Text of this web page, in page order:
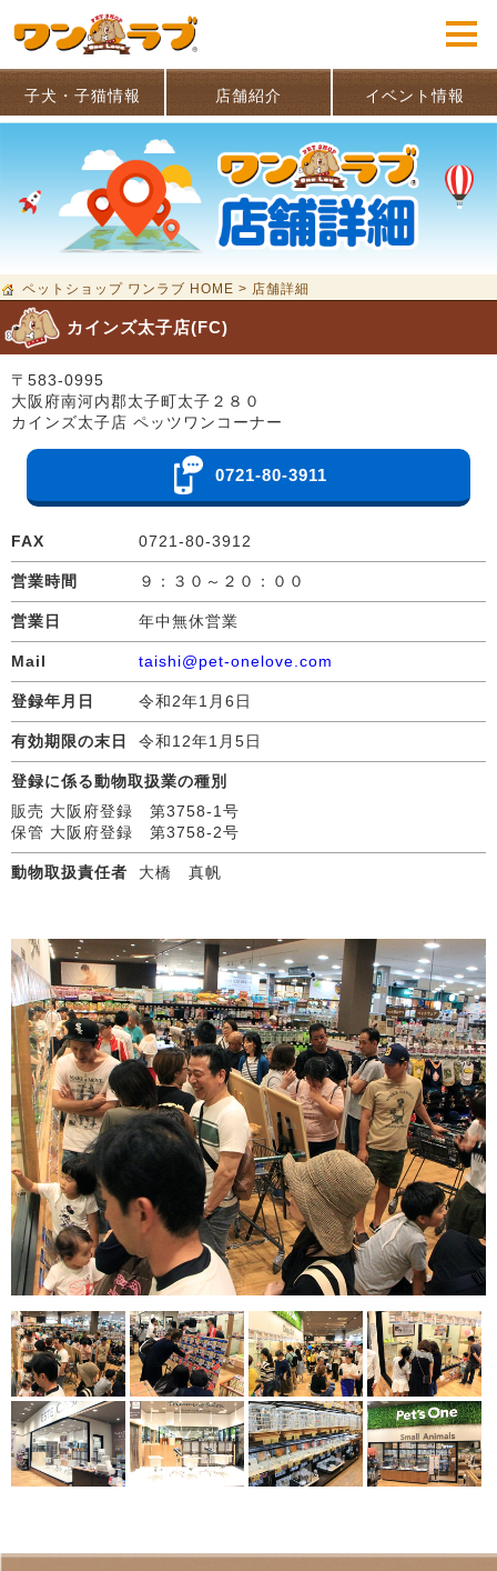
子犬・子猫情報 店舗紹介 イベント情報
ペットショップ ワンラブ HOME > 店舗詳細
カインズ太子店(FC)
〒583-0995
大阪府南河内郡太子町太子２８０
カインズ太子店 ペッツワンコーナー
0721-80-3911
FAX 0721-80-3912
営業時間 ９：３０～２０：００
営業日 年中無休営業
Mail taishi@pet-onelove.com
登録年月日 令和2年1月6日
有効期限の末日 令和12年1月5日
登録に係る動物取扱業の種別
販売 大阪府登録 第3758-1号
保管 大阪府登録 第3758-2号
動物取扱責任者 大橋 真帆